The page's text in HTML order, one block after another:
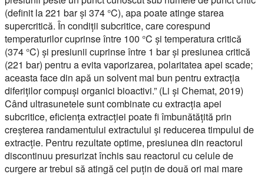
(definit la 221 bar și 374 °C), apa poate atinge starea
supercritică. În condiții subcritice, care corespund
temperaturilor cuprinse între 100 °C și temperatura critică
(374 °C) și presiunii cuprinse între 1 bar și presiunea critică
(221 bar) pentru a evita vaporizarea, polaritatea apei scade;
aceasta face din apă un solvent mai bun pentru extracția
diferiților compuși organici bioactivi.” (Li și Chemat, 2019)
Când ultrasunetele sunt combinate cu extracția apei
subcritice, eficiența extracției poate fi îmbunătățită prin
creșterea randamentului extractului și reducerea timpului de
extracție. Pentru rezultate optime, presiunea din reactorul
discontinuu presurizat închis sau reactorul cu celule de
curgere ar trebui să atingă cel puțin de două ori mai mare